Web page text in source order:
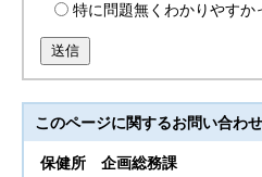
特に問題無くわかりやすか
送信
このページに関するお問い合わせ
保健所企画総務課